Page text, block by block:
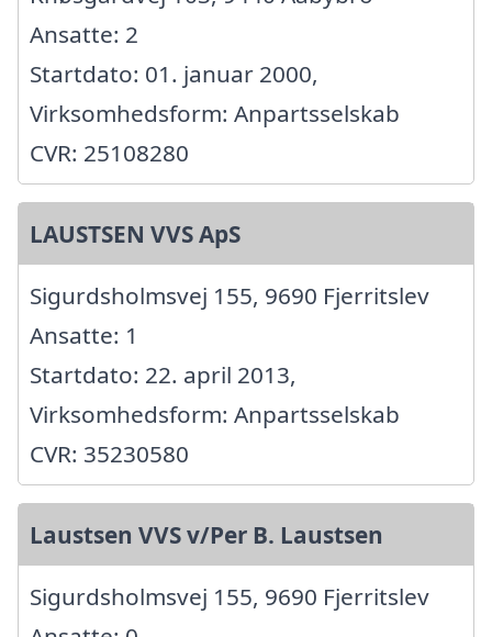
Ansatte: 2
Startdato: 01. januar 2000,
Virksomhedsform: Anpartsselskab
CVR: 25108280
LAUSTSEN VVS ApS
Sigurdsholmsvej 155, 9690 Fjerritslev
Ansatte: 1
Startdato: 22. april 2013,
Virksomhedsform: Anpartsselskab
CVR: 35230580
Laustsen VVS v/Per B. Laustsen
Sigurdsholmsvej 155, 9690 Fjerritslev